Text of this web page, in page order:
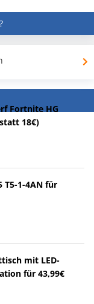
Fortnite HG
18€)
T5-1-4AN für
mit LED-
für 43,99€